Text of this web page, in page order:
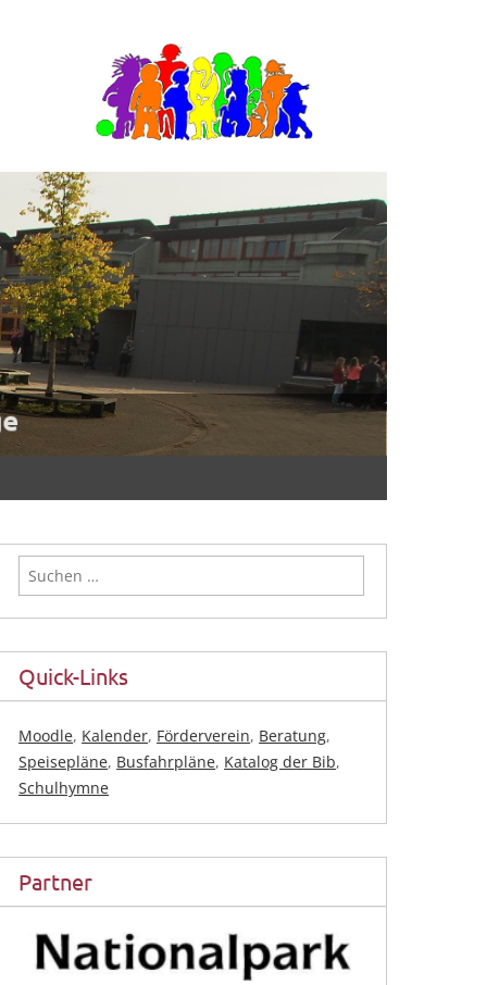
Suchen
nach:
Quick-Links
Moodle, Kalender, Förderverein, Beratung,
Speisepläne, Busfahrpläne, Katalog der Bib,
Schulhymne
Partner